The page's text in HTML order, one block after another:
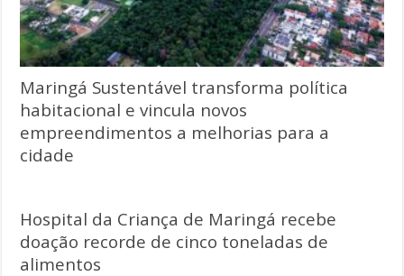
Maringá Sustentável transforma política
habitacional e vincula novos
empreendimentos a melhorias para a
cidade
Hospital da Criança de Maringá recebe
doação recorde de cinco toneladas de
alimentos